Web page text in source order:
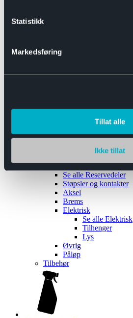
Statistikk
Markedsføring
Tillat alle
Ikke tillat
Båthengere
Reservedeler
Se alle Reservedeler
Støpsler og kontakter
Aksel
Brems
Elektrisk
Se alle Elektrisk
Tilhenger
Lys
Øvrig
Påløp
Tilbehør